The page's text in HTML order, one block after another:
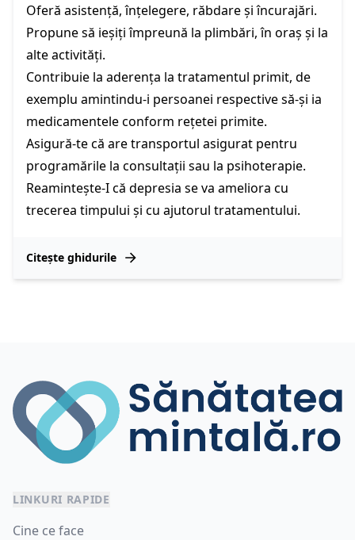
Oferă asistență, înțelegere, răbdare și încurajări.
Propune să ieșiți împreună la plimbări, în oraș și la
alte activități.
Contribuie la aderența la tratamentul primit, de
exemplu amintindu-i persoanei respective să-și ia
medicamentele conform rețetei primite.
Asigură-te că are transportul asigurat pentru
programările la consultații sau la psihoterapie.
Reamintește-I că depresia se va ameliora cu
trecerea timpului și cu ajutorul tratamentului.
Citește ghidurile
LINKURI RAPIDE
Cine ce face